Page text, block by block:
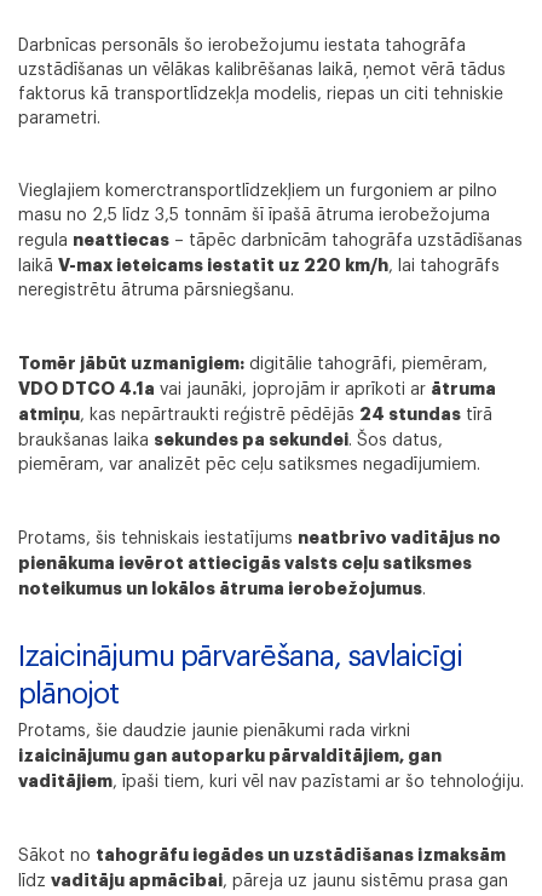
Darbnīcas personāls šo ierobežojumu iestata tahogrāfa
uzstādīšanas un vēlākas kalibrēšanas laikā, ņemot vērā tādus
faktorus kā transportlīdzekļa modelis, riepas un citi tehniskie
parametri.
Vieglajiem komerctransportlīdzekļiem un furgoniem ar pilno
masu no 2,5 līdz 3,5 tonnām šī īpašā ātruma ierobežojuma
regula neattiecas – tāpēc darbnīcām tahogrāfa uzstādīšanas
laikā V-max ieteicams iestatīt uz 220 km/h, lai tahogrāfs
neregistrētu ātruma pārsniegšanu.
Tomēr jābūt uzmanīgiem: digitālie tahogrāfi, piemēram,
VDO DTCO 4.1a vai jaunāki, joprojām ir aprīkoti ar ātruma
atmiņu, kas nepārtraukti reģistrē pēdējās 24 stundas tīrā
braukšanas laika sekundes pa sekundei. Šos datus,
piemēram, var analizēt pēc ceļu satiksmes negadījumiem.
Protams, šis tehniskais iestatījums neatbrīvo vadītājus no
pienākuma ievērot attiecīgās valsts ceļu satiksmes
noteikumus un lokālos ātruma ierobežojumus.
Izaicinājumu pārvarēšana, savlaicīgi
plānojot
Protams, šie daudzie jaunie pienākumi rada virkni
izaicinājumu gan autoparku pārvaldītājiem, gan
vadītājiem, īpaši tiem, kuri vēl nav pazīstami ar šo tehnoloģiju.
Sākot no tahogrāfu iegādes un uzstādīšanas izmaksām
līdz vadītāju apmācībai, pāreja uz jaunu sistēmu prasa gan